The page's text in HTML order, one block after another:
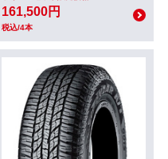
161,500円
税込/4本